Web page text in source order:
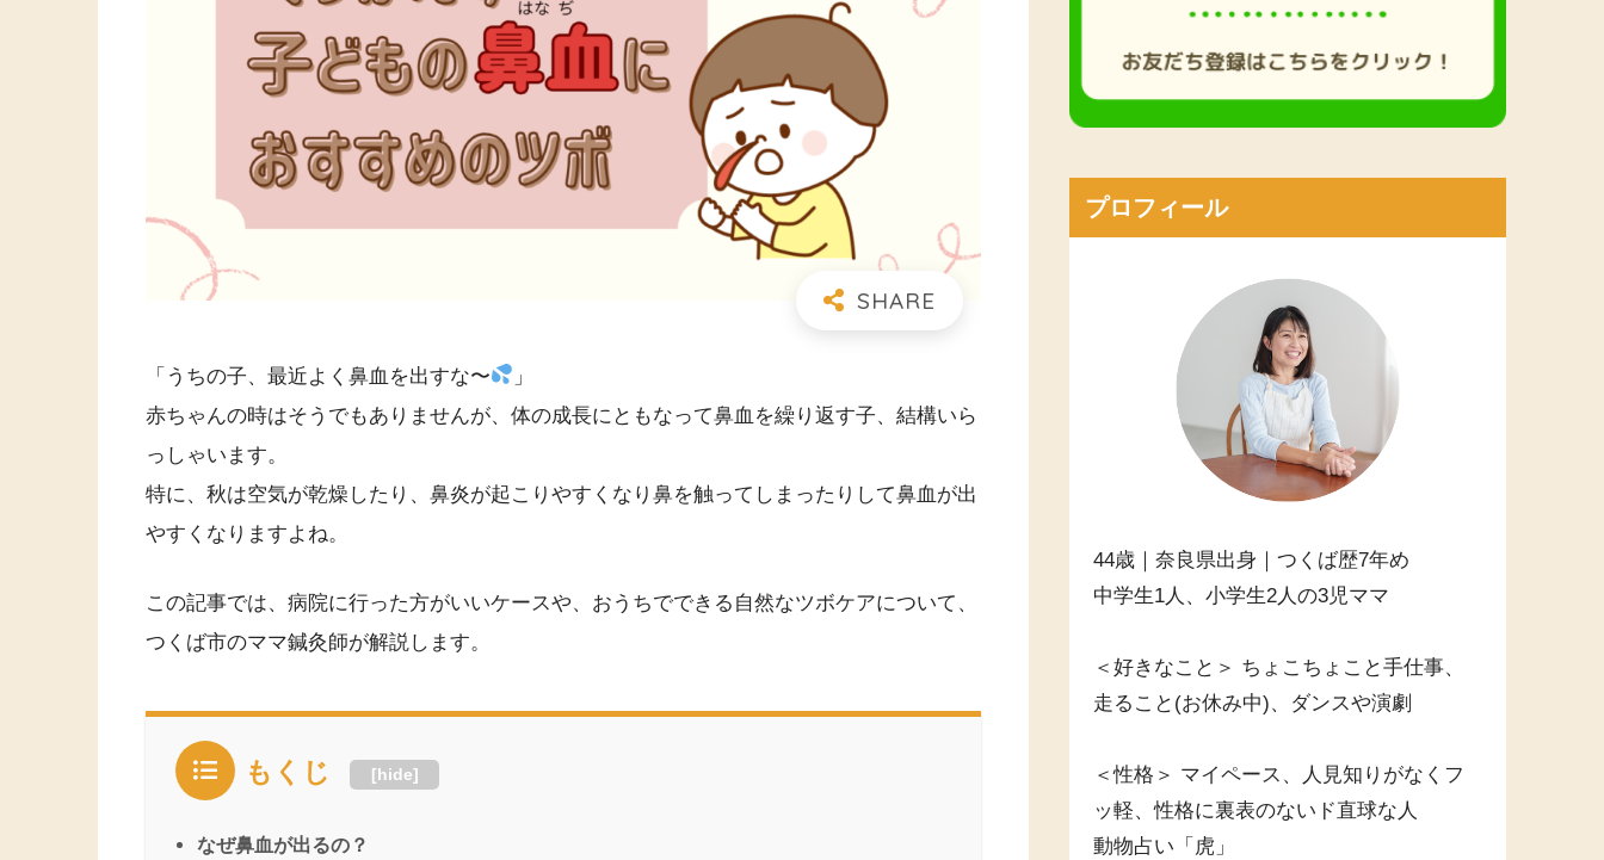
「うちの子、最近よく鼻血を出すな〜
」
赤ちゃんの時はそうでもありませんが、体の成長にともなって鼻血を繰り返す子、結構いら
っしゃいます。
特に、秋は空気が乾燥したり、鼻炎が起こりやすくなり鼻を触ってしまったりして鼻血が出
やすくなりますよね。
この記事では、病院に行った方がいいケースや、おうちでできる自然なツボケアについて、
つくば市のママ鍼灸師が解説します。
もくじ [hide]
なぜ鼻血が出るの？
プロフィール
44歳｜奈良県出身｜つくば歴7年め
中学生1人、小学生2人の3児ママ
＜好きなこと＞ ちょこちょこと手仕事、
走ること(お休み中)、ダンスや演劇
＜性格＞ マイペース、人見知りがなくフ
ッ軽、性格に裏表のないド直球な人
動物占い「虎」